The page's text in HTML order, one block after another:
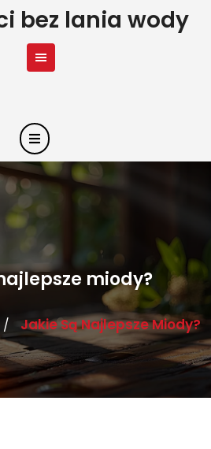
bez lania wody
miody?
/ Jakie Są Najlepsze Miody?